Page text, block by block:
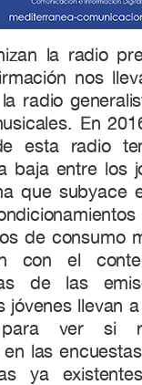
la radio
nos
radio
En
esta radio
baja entre los
que subyace
de consumo
con el
de las
jóvenes llevan
para ver si
las
ya